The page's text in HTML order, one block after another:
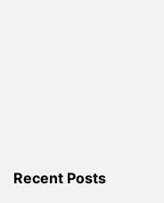
Recent Posts